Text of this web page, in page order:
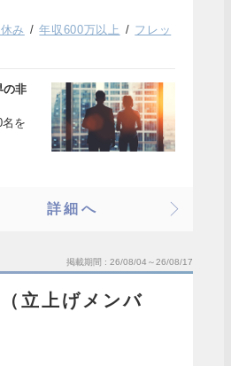
み 年収600万以上
フレッ
の非
を
詳細へ
掲載期間 26/08/04～26/08/17
立上げメンバ